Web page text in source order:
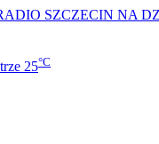
SZCZECIN NA
25°C